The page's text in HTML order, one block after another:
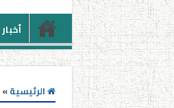
أخبار
الرئيسية»